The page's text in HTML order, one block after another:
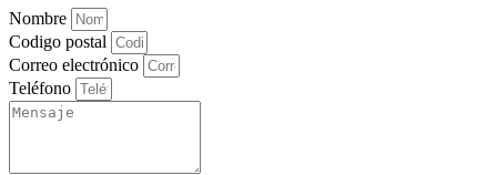
Nombre
Codigo postal
Correo electrónico
Teléfono